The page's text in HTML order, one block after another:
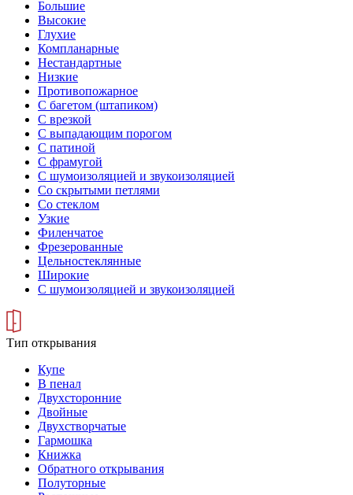
Большие
Высокие
Глухие
Компланарные
Нестандартные
Низкие
Противопожарное
С багетом (штапиком)
С врезкой
С выпадающим порогом
С патиной
С фрамугой
С шумоизоляцией и звукоизоляцией
Со скрытыми петлями
Со стеклом
Узкие
Филенчатое
Фрезерованные
Цельностеклянные
Широкие
С шумоизоляцией и звукоизоляцией
Тип открывания
Купе
В пенал
Двухсторонние
Двойные
Двухстворчатые
Гармошка
Книжка
Обратного открывания
Полуторные